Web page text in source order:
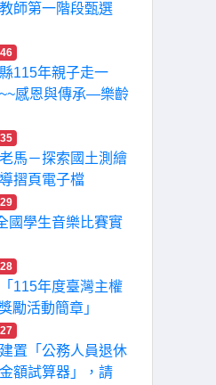
師第一階段甄選
46
115年親子走一
感恩與傳承—樂齡
35
老馬－探索國土測繪
摺頁電子檔
29
國學生音樂比賽實
28
115年度臺灣主權
勵活動簡章」
27
置「公務人員退休
額試算器」，請